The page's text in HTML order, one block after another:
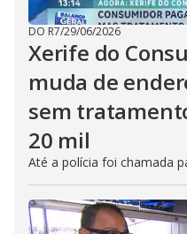
DO R7/29/06/2026
Xerife do
muda de
sem
20 mil
Até a polícia foi chamada